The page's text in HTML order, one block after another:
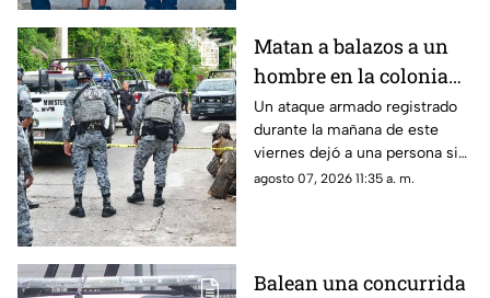
Matan a balazos a un
hombre en la colonia
Periodistas
Un ataque armado registrado
durante la mañana de este
viernes dejó a una persona sin
vida cerca de la Ruiz Cortines.
agosto 07, 2026 11:35 a. m.
Balean una concurrida